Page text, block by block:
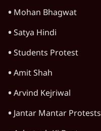
Mohan Bhagwat
Satya Hindi
Students Protest
Amit Shah
Arvind Kejriwal
Jantar Mantar Protests